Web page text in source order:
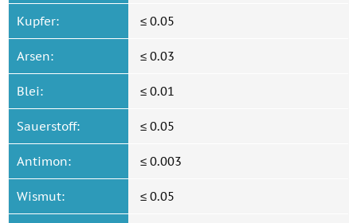
Kupfer: ≤ 0.05
Arsen: ≤ 0.03
Blei: ≤ 0.01
Sauerstoff: ≤ 0.05
Antimon: ≤ 0.003
Wismut: ≤ 0.05